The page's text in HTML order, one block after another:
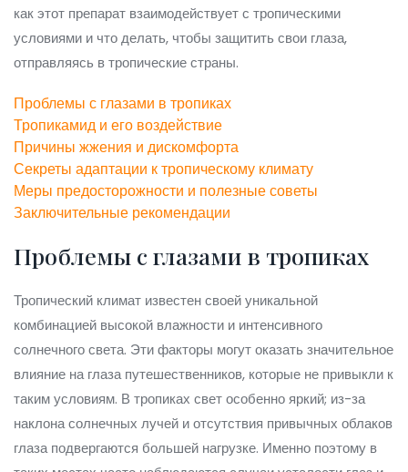
как этот препарат взаимодействует с тропическими
условиями и что делать, чтобы защитить свои глаза,
отправляясь в тропические страны.
Проблемы с глазами в тропиках
Тропикамид и его воздействие
Причины жжения и дискомфорта
Секреты адаптации к тропическому климату
Меры предосторожности и полезные советы
Заключительные рекомендации
Проблемы с глазами в тропиках
Тропический климат известен своей уникальной
комбинацией высокой влажности и интенсивного
солнечного света. Эти факторы могут оказать значительное
влияние на глаза путешественников, которые не привыкли к
таким условиям. В тропиках свет особенно яркий; из-за
наклона солнечных лучей и отсутствия привычных облаков
глаза подвергаются большей нагрузке. Именно поэтому в